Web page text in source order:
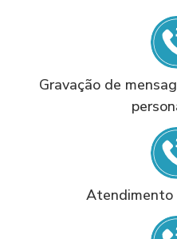
Gravação de
Atendimento